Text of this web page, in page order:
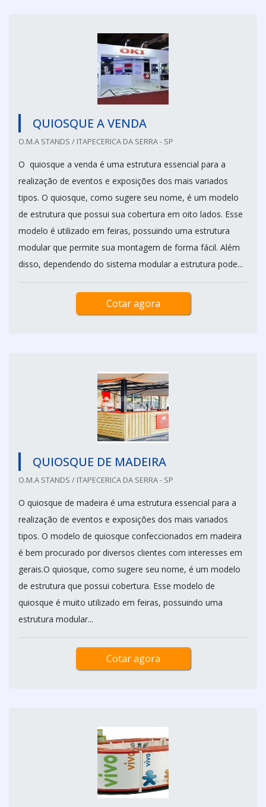
QUIOSQUE A VENDA
O.M.A STANDS / ITAPECERICA DA SERRA - SP
O quiosque a venda é uma estrutura essencial para a
realização de eventos e exposições dos mais variados
tipos. O quiosque, como sugere seu nome, é um modelo
de estrutura que possui sua cobertura em oito lados. Esse
modelo é utilizado em feiras, possuindo uma estrutura
modular que permite sua montagem de forma fácil. Além
disso, dependendo do sistema modular a estrutura pode...
Cotar agora
QUIOSQUE DE MADEIRA
O.M.A STANDS / ITAPECERICA DA SERRA - SP
O quiosque de madeira é uma estrutura essencial para a
realização de eventos e exposições dos mais variados
tipos. O modelo de quiosque confeccionados em madeira
é bem procurado por diversos clientes com interesses em
gerais.O quiosque, como sugere seu nome, é um modelo
de estrutura que possui cobertura. Esse modelo de
quiosque é muito utilizado em feiras, possuindo uma
estrutura modular...
Cotar agora